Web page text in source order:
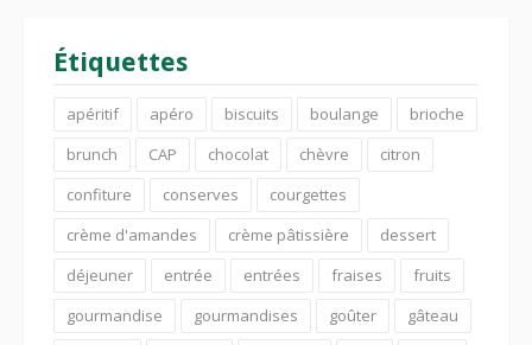
Étiquettes
apéritif apéro biscuits boulange
brioche
brunch
CAP chocolat chèvre
citron
confiture
conserves
courgettes
crème d'amandes
crème pâtissière
dessert
déjeuner
entrée entrées fraises
fruits
gourmandise
gourmandises goûter
gâteau